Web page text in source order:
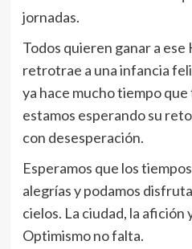
jornadas.
Todos quieren ganar a ese
retrotrae a una infancia
ya hace mucho tiempo
estamos esperando su
con desesperación.
Esperamos que los
alegrías y podamos
cielos. La ciudad, la afición
Optimismo no falta.